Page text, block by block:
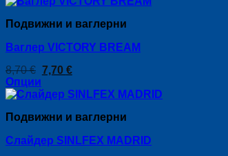
multiple
The
may
be
chosen
on
the
product
page
Подвижни и ваглерни
Ваглер VICTORY BREAM
8,70€ Original
was:
8,70 €.
7,70 €Текущата
е:
7,70 €.
Опции
This
has
variants.
Подвижни и ваглерни
Слайдер SINLFEX MADRID